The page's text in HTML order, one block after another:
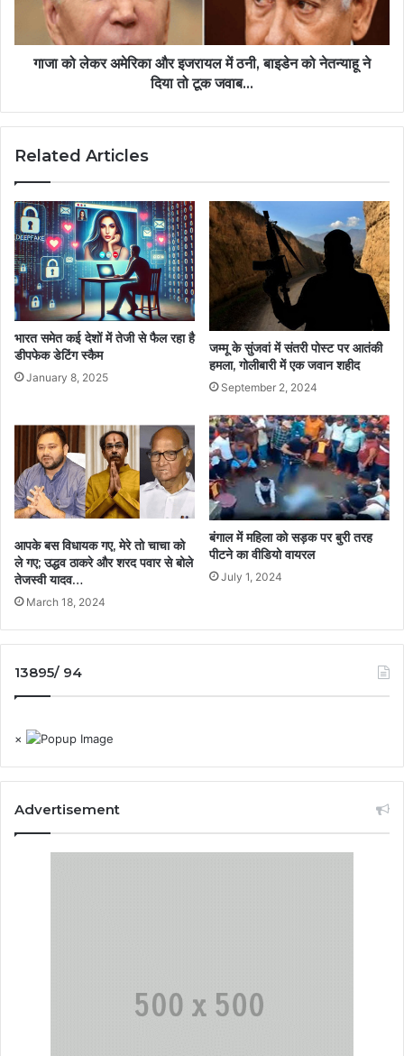
गाजा को लेकर अमेरिका और इजरायल में ठनी, बाइडेन को नेतन्याहू ने
दिया तो टूक जवाब...
Related Articles
भारत समेत कई देशों में तेजी से फैल रहा है
डीपफेक डेटिंग स्कैम
January 8, 2025
जम्मू के सुंजवां में संतरी पोस्ट पर आतंकी
हमला, गोलीबारी में एक जवान शहीद
September 2, 2024
आपके बस विधायक गए, मेरे तो चाचा को
ले गए; उद्धव ठाकरे और शरद पवार से बोले
तेजस्वी यादव…
March 18, 2024
बंगाल में महिला को सड़क पर बुरी तरह
पीटने का वीडियो वायरल
July 1, 2024
13895/ 94
×
Advertisement